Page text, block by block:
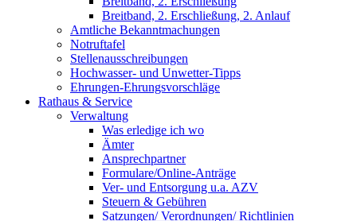
Breitband, 2. Erschließung, 2. Anlauf
Amtliche Bekanntmachungen
Notruftafel
Stellenausschreibungen
Hochwasser- und Unwetter-Tipps
Ehrungen-Ehrungsvorschläge
Rathaus & Service
Verwaltung
Was erledige ich wo
Ämter
Ansprechpartner
Formulare/Online-Anträge
Ver- und Entsorgung u.a. AZV
Steuern & Gebühren
Satzungen/ Verordnungen/ Richtlinien